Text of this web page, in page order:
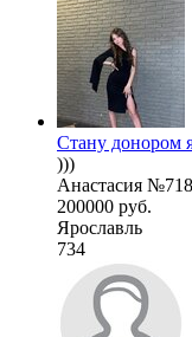
Стану донором
)))
Анастасия
200000 руб.
Ярославль
734